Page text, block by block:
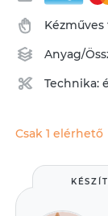
Anyag/
Technika:
Csak 1 elérhető